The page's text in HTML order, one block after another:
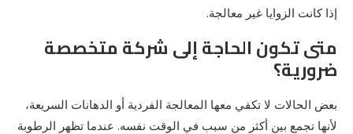
إذا كانت الزوايا غير معالجة.
متى تكون الحاجة إلى شركة متخصصة
ضرورية؟
بعض الحالات لا تكفي معها المعالجة الفردية أو الدهانات السريعة،
لأنها تجمع بين أكثر من سبب في الوقت نفسه. عندما تظهر الرطوبة